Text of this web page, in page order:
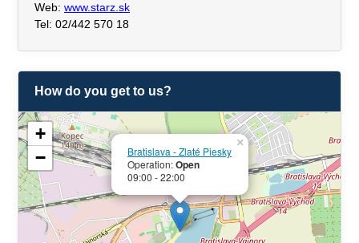
Web: www.starz.sk
Tel: 02/442 570 18
How do you get to us?
Bratislava - Zlaté Piesky
Operation:Open
09:00 - 22:00
×
+
−